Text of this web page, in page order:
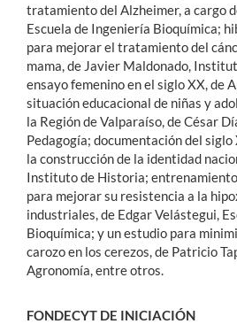
tratamiento del Alzheimer, a cargo
Escuela de Ingeniería Bioquímica;
para mejorar el tratamiento del
mama, de Javier Maldonado,
ensayo femenino en el siglo XX, de
situación educacional de niñas y
la Región de Valparaíso, de César
Pedagogía; documentación del
la construcción de la identidad
Instituto de Historia;
para mejorar su resistencia a la
industriales, de Edgar Velástegui,
Bioquímica; y un estudio para
carozo en los cerezos, de Patricio
Agronomía, entre otros.
FONDECYT DE INICIACIÓN